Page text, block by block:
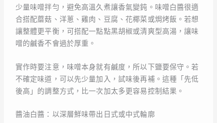
少量味噌拌勻，避免高溫久煮讓香氣變鈍。味噌白醬很適
合搭配蘑菇、洋蔥、雞肉、豆腐、花椰菜或焗烤飯。若想
讓整體更平衡，可搭配一點點黑胡椒或清爽型高湯，讓味
噌的鹹香不會過於厚重。
實作時要注意，味噌本身就有鹹度，所以下鹽要保守。若
不確定味道，可以先少量加入，試味後再補。這種「先低
後高」的調整方式，比一次加太多更容易控制結果。
醬油白醬：以深層鮮味帶出日式或中式輪廓